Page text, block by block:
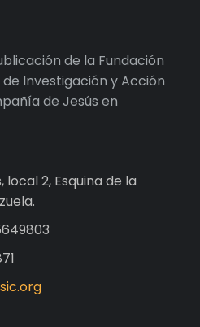
de la Fundación
Investigación y Acción
de Jesús en
2, Esquina de la